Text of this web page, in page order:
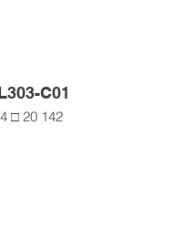
C01
□ 20 142